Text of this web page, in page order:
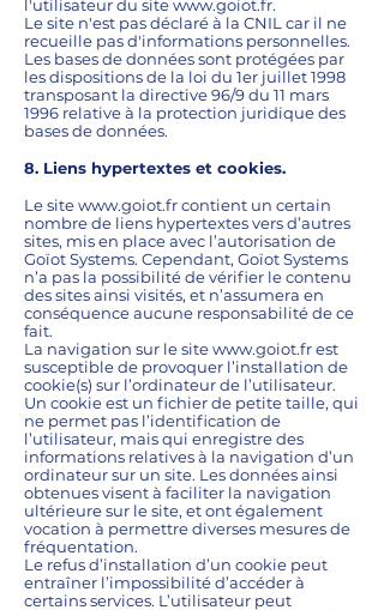
l'utilisateur du sitewww.goiot.fr.
Le site n'est pas déclaré à la CNIL car il ne
recueille pas d'informations personnelles.
Les bases de données sont protégées par
les dispositions de la loi du 1er juillet 1998
transposant la directive 96/9 du 11 mars
1996 relative à la protection juridique des
bases de données.
8. Liens hypertextes et cookies.
Le sitewww.goiot.frcontient un certain
nombre de liens hypertextes vers d’autres
sites, mis en place avec l’autorisation de
Goïot Systems. Cependant, Goïot Systems
n’a pas la possibilité de vérifier le contenu
des sites ainsi visités, et n’assumera en
conséquence aucune responsabilité de ce
fait.
La navigation sur le sitewww.goiot.frest
susceptible de provoquer l’installation de
cookie(s) sur l’ordinateur de l’utilisateur.
Un cookie est un fichier de petite taille, qui
ne permet pas l’identification de
l’utilisateur, mais qui enregistre des
informations relatives à la navigation d’un
ordinateur sur un site. Les données ainsi
obtenues visent à faciliter la navigation
ultérieure sur le site, et ont également
vocation à permettre diverses mesures de
fréquentation.
Le refus d’installation d’un cookie peut
entraîner l’impossibilité d’accéder à
certains services. L’utilisateur peut